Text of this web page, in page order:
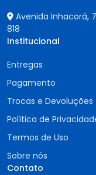
Avenida Inhacorá,
818
Institucional
Entregas
Pagamento
Trocas e Devoluções
Política de
Termos de Uso
Sobre nós
Contato